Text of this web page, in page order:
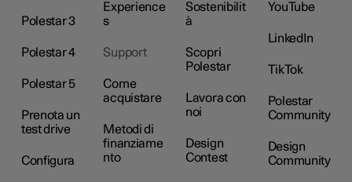
Polestar 3
Polestar 4
Polestar 5
Prenota un
test drive
Configura
Experience
s
Support
Come
acquistare
Metodi di
finanziame
nto
Sostenibilit
à
Scopri
Polestar
Lavora con
noi
Design
Contest
YouTube
LinkedIn
TikTok
Polestar
Community
Design
Community